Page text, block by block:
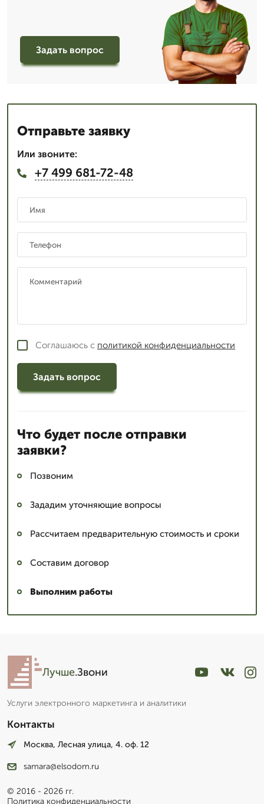
Задать вопрос
Отправьте заявку
Или звоните:
+7 499 681-72-48
Соглашаюсь с политикой конфиденциальности
Задать вопрос
Что будет после отправки
заявки?
Позвоним
Зададим уточняющие вопросы
Рассчитаем предварительную стоимость и сроки
Составим договор
Выполним работы
Лучше.Звони
Услуги электронного маркетинга и аналитики
Контакты
Москва, Лесная улица, 4. оф. 12
samara@elsodom.ru
© 2016 - 2026 гг.
Политика конфиденциальности